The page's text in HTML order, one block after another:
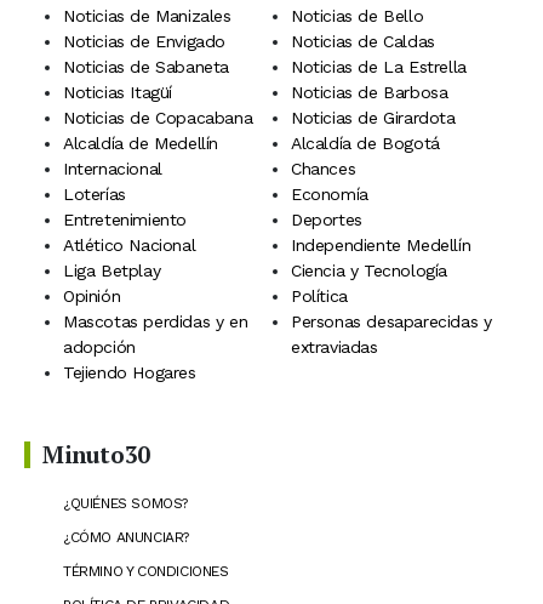
Noticias de Manizales
Noticias de Bello
Noticias de Envigado
Noticias de Caldas
Noticias de Sabaneta
Noticias de La Estrella
Noticias Itagüí
Noticias de Barbosa
Noticias de Copacabana
Noticias de Girardota
Alcaldía de Medellín
Alcaldía de Bogotá
Internacional
Chances
Loterías
Economía
Entretenimiento
Deportes
Atlético Nacional
Independiente Medellín
Liga Betplay
Ciencia y Tecnología
Opinión
Política
Mascotas perdidas y en
adopción
Personas desaparecidas y
extraviadas
Tejiendo Hogares
Minuto30
¿QUIÉNES SOMOS?
¿CÓMO ANUNCIAR?
TÉRMINO Y CONDICIONES